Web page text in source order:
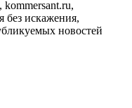
kommersant.ru,
без искажения,
новостей